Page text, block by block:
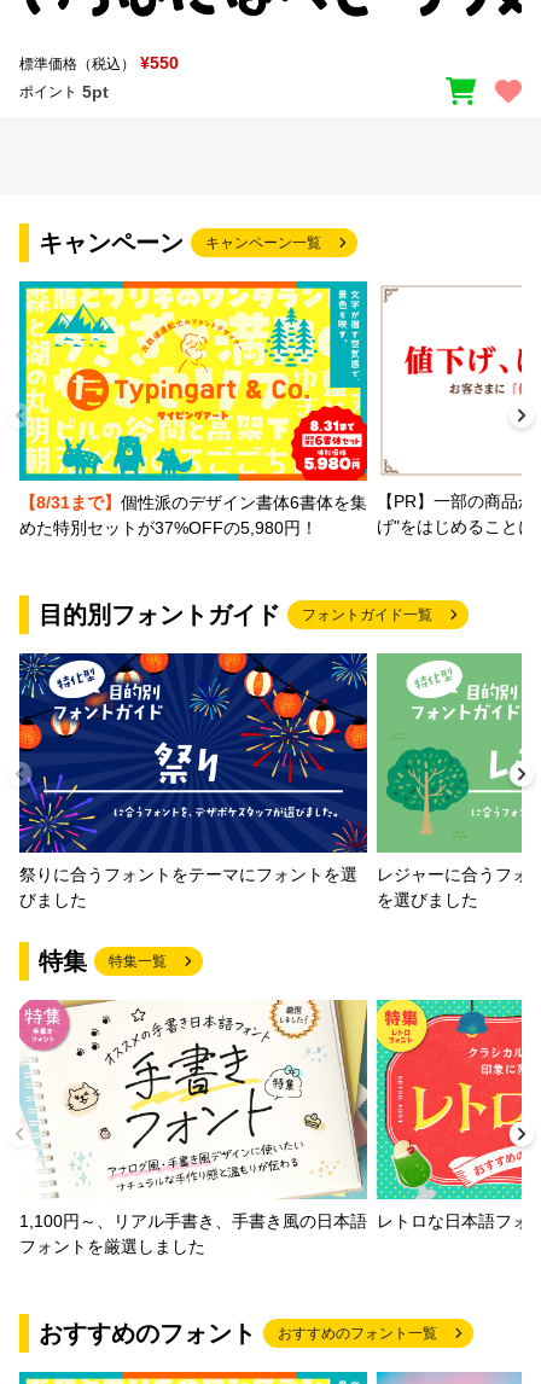
標準価格（税込） ¥550
ポイント 5pt
キャンペーン キャンペーン一覧
【8/31まで】 個性派のデザイン書体6書体を集
めた特別セットが37%OFFの5,980円！
【PR】一部の商品
げ"をはじめること
目的別フォントガイド フォントガイド一覧
祭りに合うフォントをテーマにフォントを選
びました
レジャーに合うフォ
を選びました
特集 特集一覧
1,100円～、リアル手書き、手書き風の日本語
フォントを厳選しました
レトロな日本語フォ
おすすめのフォント おすすめのフォント一覧